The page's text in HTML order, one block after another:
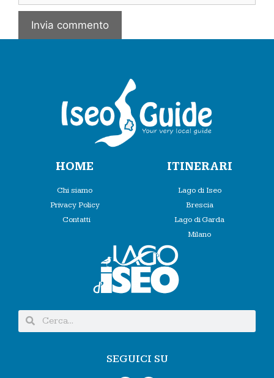
HOME
Chi siamo
Privacy Policy
Contatti
ITINERARI
Lago di Iseo
Brescia
Lago di Garda
Milano
SEGUICI SU